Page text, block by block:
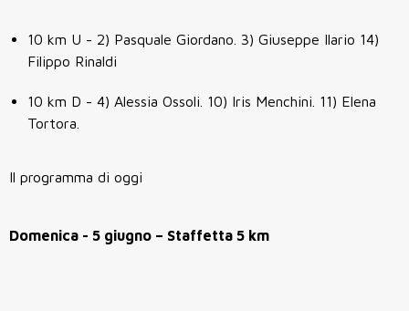
10 km U - 2) Pasquale Giordano. 3) Giuseppe Ilario 14)
Filippo Rinaldi
10 km D - 4) Alessia Ossoli. 10) Iris Menchini. 11) Elena
Tortora.
Il programma di oggi
Domenica - 5 giugno – Staffetta 5 km